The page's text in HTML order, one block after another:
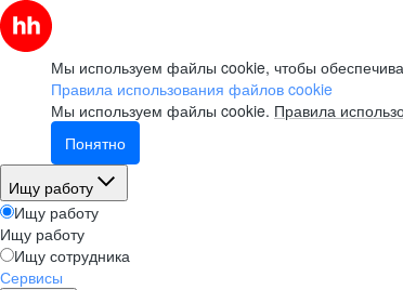
Мы используем файлы cookie, чтобы
Правила использования файлов cookie
Мы используем файлы cookie. Правила
Понятно
Ищу работу
Ищу работу
Ищу работу
Ищу сотрудника
Сервисы